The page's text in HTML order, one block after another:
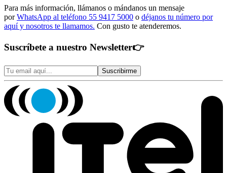
Para más información, llámanos o mándanos un mensaje
porWhatsApp al teléfono 55 9417 5000 o déjanos tu número por
aquí y nosotros te llamamos. Con gusto te atenderemos.
Suscríbete a nuestro Newsletter👉
Suscribirme